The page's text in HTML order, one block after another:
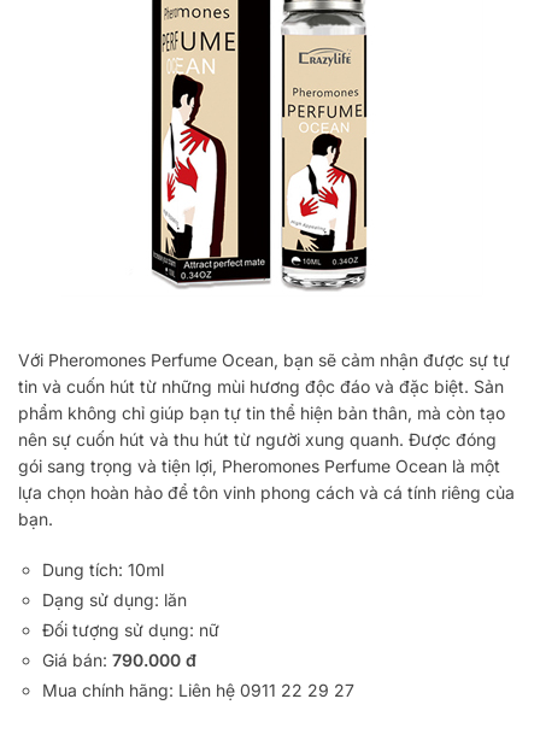
Với Pheromones Perfume Ocean, bạn sẽ cảm nhận được sự tự
tin và cuốn hút từ những mùi hương độc đáo và đặc biệt. Sản
phẩm không chỉ giúp bạn tự tin thể hiện bản thân, mà còn tạo
nên sự cuốn hút và thu hút từ người xung quanh. Được đóng
gói sang trọng và tiện lợi, Pheromones Perfume Ocean là một
lựa chọn hoàn hảo để tôn vinh phong cách và cá tính riêng của
bạn.
Dung tích: 10ml
Dạng sử dụng: lăn
Đối tượng sử dụng: nữ
Giá bán: 790.000 đ
Mua chính hãng: Liên hệ 0911 22 29 27